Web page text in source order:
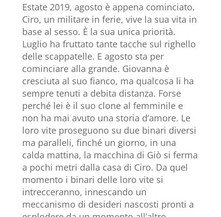
Estate 2019, agosto è appena cominciato.
Ciro, un militare in ferie, vive la sua vita in
base al sesso. È la sua unica priorità.
Luglio ha fruttato tante tacche sul righello
delle scappatelle. E agosto sta per
cominciare alla grande. Giovanna è
cresciuta al suo fianco, ma qualcosa li ha
sempre tenuti a debita distanza. Forse
perché lei è il suo clone al femminile e
non ha mai avuto una storia d’amore. Le
loro vite proseguono su due binari diversi
ma paralleli, finché un giorno, in una
calda mattina, la macchina di Giò si ferma
a pochi metri dalla casa di Ciro. Da quel
momento i binari delle loro vite si
intrecceranno, innescando un
meccanismo di desideri nascosti pronti a